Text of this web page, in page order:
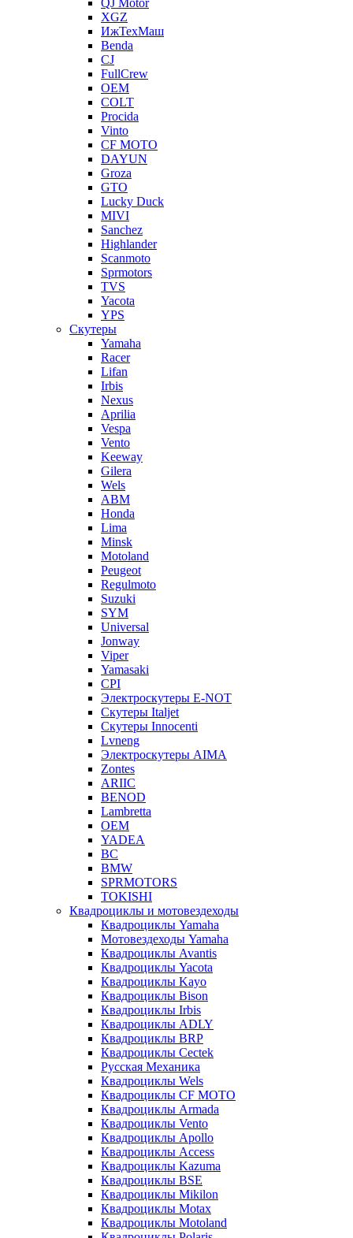
QJ Motor
XGZ
ИжТехМаш
Benda
CJ
FullCrew
OEM
COLT
Procida
Vinto
CF MOTO
DAYUN
Groza
GTO
Lucky Duck
MIVI
Sanchez
Highlander
Scanmoto
Sprmotors
TVS
Yacota
YPS
Скутеры
Yamaha
Racer
Lifan
Irbis
Nexus
Aprilia
Vespa
Vento
Keeway
Gilera
Wels
ABM
Honda
Lima
Minsk
Motoland
Peugeot
Regulmoto
Suzuki
SYM
Universal
Jonway
Viper
Yamasaki
CPI
Электроскутеры E-NOT
Скутеры Italjet
Скутеры Innocenti
Lvneng
Электроскутеры AIMA
Zontes
ARIIC
BENOD
Lambretta
OEM
YADEA
BC
BMW
SPRMOTORS
TOKISHI
Квадроциклы и мотовездеходы
Квадроциклы Yamaha
Мотовездеходы Yamaha
Квадроциклы Avantis
Квадроциклы Yacota
Квадроциклы Kayo
Квадроциклы Bison
Квадроциклы Irbis
Квадроциклы ADLY
Квадроциклы BRP
Квадроциклы Cectek
Русская Механика
Квадроциклы Wels
Квадроциклы CF MOTO
Квадроциклы Armada
Квадроциклы Vento
Квадроциклы Apollo
Квадроциклы Access
Квадроциклы Kazuma
Квадроциклы BSE
Квадроциклы Mikilon
Квадроциклы Motax
Квадроциклы Motoland